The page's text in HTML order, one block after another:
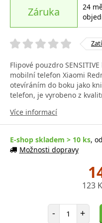
Záruka
24
Flipové pouzdro
mobilní telefon Xiaomi
otevíráním do boku jako
telefon, je vyrobeno z
Více informací
E-shop skladem > 10 ks,
Možnosti dopravy
123
- Počet položek
+